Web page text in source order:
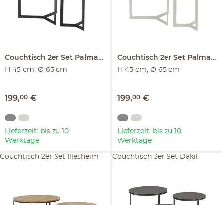
Couchtisch 2er Set Palmaria
H 45 cm, Ø 65 cm
199,00 €
Lieferzeit: bis zu 10
Werktage
Couchtisch 2er Set Palmaria
H 45 cm, Ø 65 cm
199,00 €
Lieferzeit: bis zu 10
Werktage
Couchtisch 2er Set Illesheim Couchtisch 3er Set Dakil